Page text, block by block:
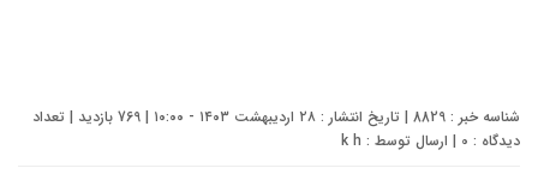
شناسه خبر : 8829 | تاریخ انتشار : ۲۸ اردیبهشت ۱۴۰۳ - ۱۰:۰۰ | 769 بازدید | تعداد
دیدگاه : 0 | ارسال توسط : k h